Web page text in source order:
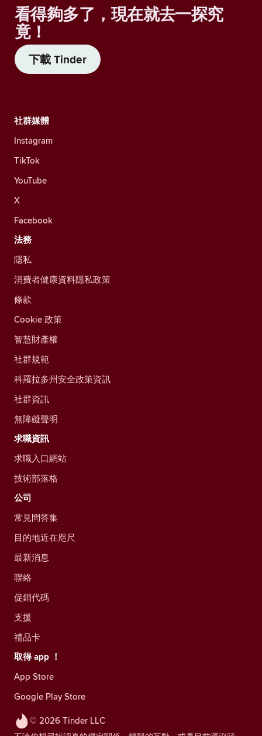
看得夠多了，現在就去一探究
竟！
下載 Tinder
© 2026 Tinder LLC
社群媒體
Instagram
TikTok
YouTube
X
Facebook
法務
隱私
消費者健康資料隱私政策
條款
Cookie 政策
智慧財產權
社群規範
科羅拉多州安全政策資訊
社群資訊
無障礙聲明
求職資訊
求職入口網站
技術部落格
公司
常見問答集
目的地近在咫尺
最新消息
聯絡
促銷代碼
支援
禮品卡
取得 app ！
App Store
Google Play Store